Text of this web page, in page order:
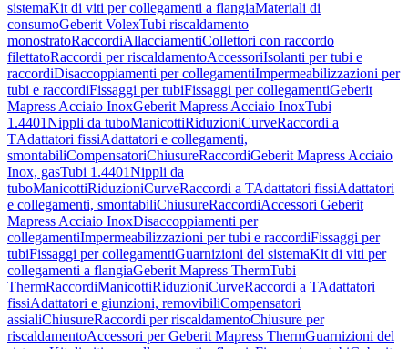
sistemaKit di viti per collegamenti a flangiaMateriali di
consumoGeberit VolexTubi riscaldamento
monostratoRaccordiAllacciamentiCollettori con raccordo
filettatoRaccordi per riscaldamentoAccessoriIsolanti per tubi e
raccordiDisaccoppiamenti per collegamentiImpermeabilizzazioni per
tubi e raccordiFissaggi per tubiFissaggi per collegamentiGeberit
Mapress Acciaio InoxGeberit Mapress Acciaio InoxTubi
1.4401Nippli da tuboManicottiRiduzioniCurveRaccordi a
TAdattatori fissiAdattatori e collegamenti,
smontabiliCompensatoriChiusureRaccordiGeberit Mapress Acciaio
Inox, gasTubi 1.4401Nippli da
tuboManicottiRiduzioniCurveRaccordi a TAdattatori fissiAdattatori
e collegamenti, smontabiliChiusureRaccordiAccessori Geberit
Mapress Acciaio InoxDisaccoppiamenti per
collegamentiImpermeabilizzazioni per tubi e raccordiFissaggi per
tubiFissaggi per collegamentiGuarnizioni del sistemaKit di viti per
collegamenti a flangiaGeberit Mapress ThermTubi
ThermRaccordiManicottiRiduzioniCurveRaccordi a TAdattatori
fissiAdattatori e giunzioni, removibiliCompensatori
assialiChiusureRaccordi per riscaldamentoChiusure per
riscaldamentoAccessori per Geberit Mapress ThermGuarnizioni del